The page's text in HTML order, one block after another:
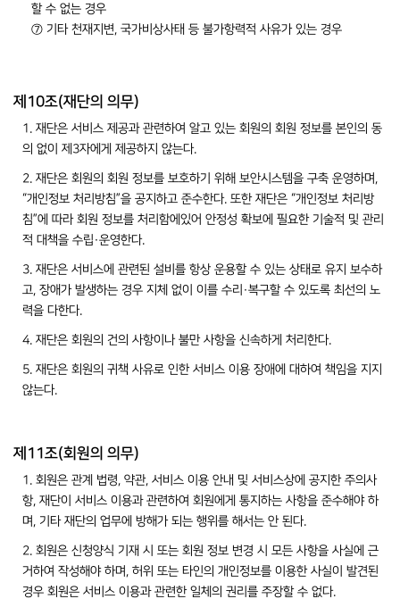
할 수 없는 경우
⑦ 기타 천재지변, 국가비상사태 등 불가항력적 사유가 있는 경우
제10조(재단의 의무)
1. 재단은 서비스 제공과 관련하여 알고 있는 회원의 회원 정보를 본인의 동
의 없이 제3자에게 제공하지 않는다.
2. 재단은 회원의 회원 정보를 보호하기 위해 보안시스템을 구축 운영하며,
“개인정보 처리방침”을 공지하고 준수한다. 또한 재단은 “개인정보 처리방
침”에 따라 회원 정보를 처리함에있어 안정성 확보에 필요한 기술적 및 관리
적 대책을 수립·운영한다.
3. 재단은 서비스에 관련된 설비를 항상 운용할 수 있는 상태로 유지 보수하
고, 장애가 발생하는 경우 지체 없이 이를 수리·복구할 수 있도록 최선의 노
력을 다한다.
4. 재단은 회원의 건의 사항이나 불만 사항을 신속하게 처리한다.
5. 재단은 회원의 귀책 사유로 인한 서비스 이용 장애에 대하여 책임을 지지
않는다.
제11조(회원의 의무)
1. 회원은 관계 법령, 약관, 서비스 이용 안내 및 서비스상에 공지한 주의사
항, 재단이 서비스 이용과 관련하여 회원에게 통지하는 사항을 준수해야 하
며, 기타 재단의 업무에 방해가 되는 행위를 해서는 안 된다.
2. 회원은 신청양식 기재 시 또는 회원 정보 변경 시 모든 사항을 사실에 근
거하여 작성해야 하며, 허위 또는 타인의 개인정보를 이용한 사실이 발견된
경우 회원은 서비스 이용과 관련한 일체의 권리를 주장할 수 없다.